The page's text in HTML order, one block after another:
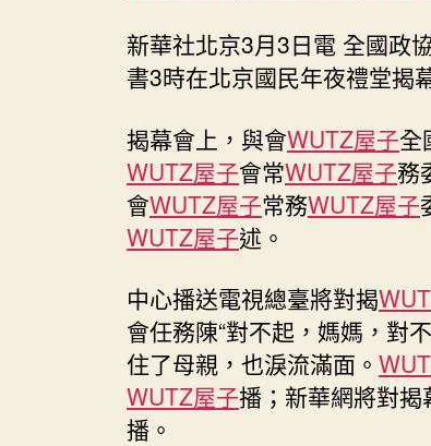
新華社北京3月3日電 全國政
書3時在北京國民年夜禮堂揭
揭幕會上，與會WUTZ屋子全
WUTZ屋子會常WUTZ屋子務
會WUTZ屋子常務WUTZ屋子
WUTZ屋子述。
中心播送電視總臺將對揭
會任務陳“對不起，媽媽，對
住了母親，也淚流滿面。
WUTZ屋子播；新華網將對揭
播。